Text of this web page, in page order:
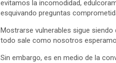
evitamos la incomodidad,
esquivando preguntas
Mostrarse vulnerables sigue
todo sale como nosotros
Sin embargo, es en medio de la